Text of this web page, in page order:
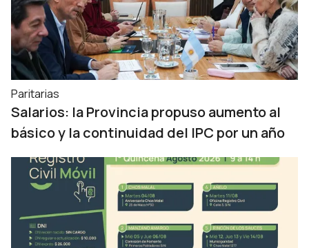
Paritarias
Salarios: la Provincia propuso aumento al
básico y la continuidad del IPC por un año